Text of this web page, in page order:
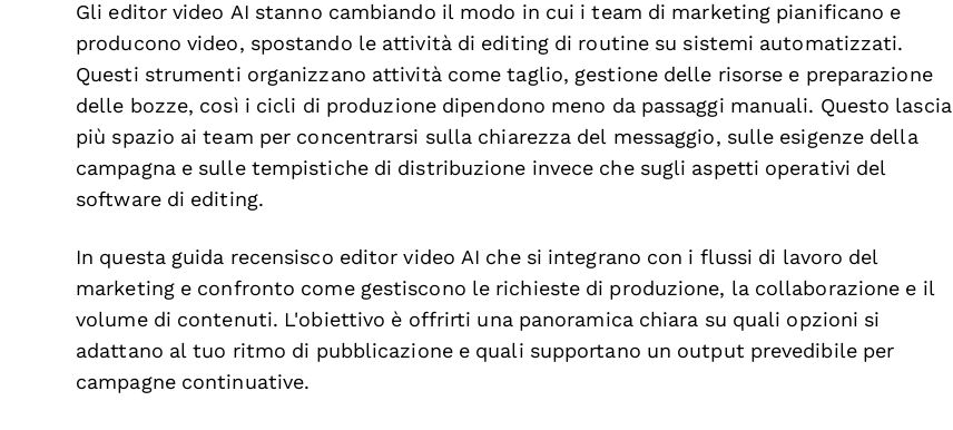
Gli editor video AI stanno cambiando il modo in cui i team di marketing pianificano e
producono video, spostando le attività di editing di routine su sistemi automatizzati.
Questi strumenti organizzano attività come taglio, gestione delle risorse e preparazione
delle bozze, così i cicli di produzione dipendono meno da passaggi manuali. Questo lascia
più spazio ai team per concentrarsi sulla chiarezza del messaggio, sulle esigenze della
campagna e sulle tempistiche di distribuzione invece che sugli aspetti operativi del
software di editing.
In questa guida recensisco editor video AI che si integrano con i flussi di lavoro del
marketing e confronto come gestiscono le richieste di produzione, la collaborazione e il
volume di contenuti. L'obiettivo è offrirti una panoramica chiara su quali opzioni si
adattano al tuo ritmo di pubblicazione e quali supportano un output prevedibile per
campagne continuative.